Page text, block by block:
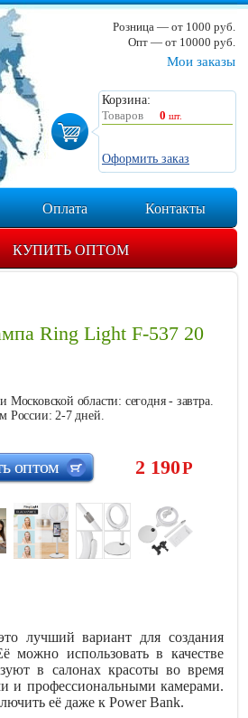
Мои заказы
Корзина:
Товаров
0 шт.
Оформить заказ
Розница — от 1000 руб.
Опт — от 10000 руб.
Оплата Контакты
КУПИТЬ ОПТОМ
Ring Light F-537 20
Московской области: сегодня - завтра.
России: 2-7 дней.
2 190Р
оптом
лучший вариант для создания
можно использовать в качестве
в салонах красоты во время
и профессиональными камерами.
её даже к Power Bank.